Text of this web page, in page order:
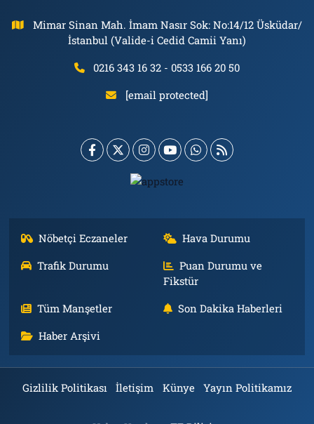
Mimar Sinan Mah. İmam Nasır Sok: No:14/12 Üsküdar/
İstanbul (Valide-i Cedid Camii Yanı)
0216 343 16 32 - 0533 166 20 50
[email protected]
Nöbetçi Eczaneler
Hava Durumu
Trafik Durumu
Puan Durumu ve
Fikstür
Tüm Manşetler
Son Dakika Haberleri
Haber Arşivi
Gizlilik Politikası İletişim Künye Yayın Politikamız